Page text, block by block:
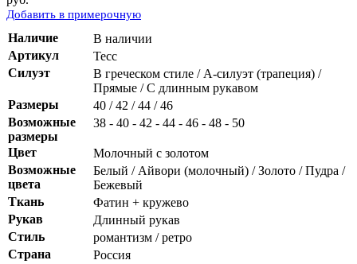
Добавить в примерочную
Наличие
В наличии
Артикул
Тесс
Силуэт
В греческом стиле / А-силуэт (трапеция) /
Прямые / С длинным рукавом
Размеры
40 / 42 / 44 / 46
Возможные
размеры
38 - 40 - 42 - 44 - 46 - 48 - 50
Цвет
Молочный с золотом
Возможные
цвета
Белый / Айвори (молочный) / Золото / Пудра /
Бежевый
Ткань
Фатин + кружево
Рукав
Длинный рукав
Стиль
романтизм / ретро
Страна
Россия